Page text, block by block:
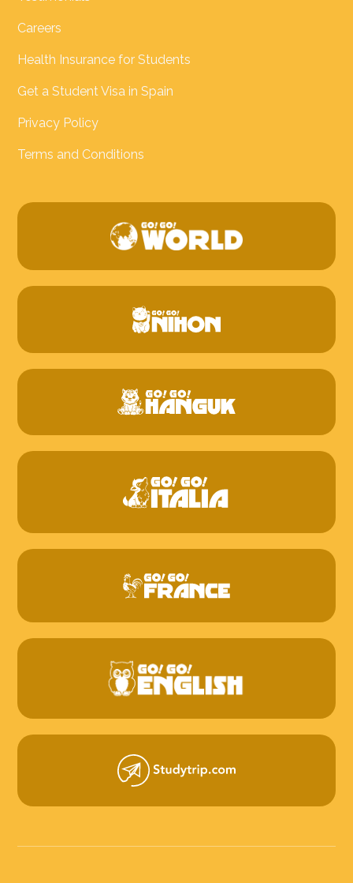
Careers
Health Insurance for Students
Get a Student Visa in Spain
Privacy Policy
Terms and Conditions